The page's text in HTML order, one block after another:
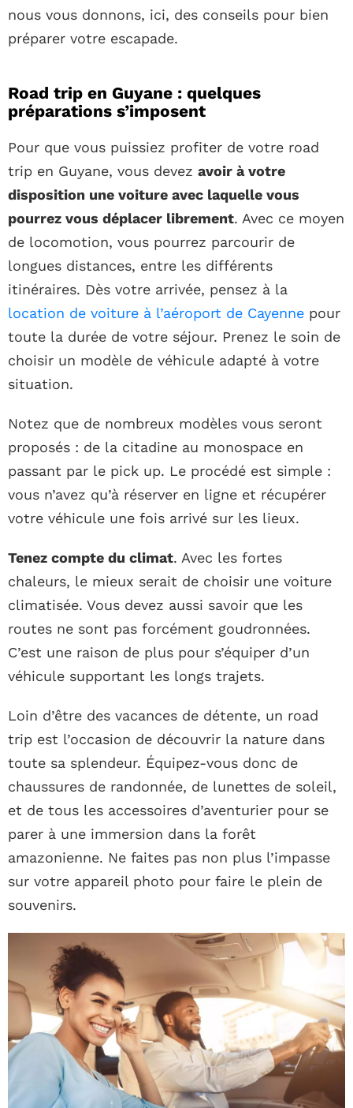
nous vous donnons, ici, des conseils pour bien
préparer votre escapade.
Road trip en Guyane : quelques
préparations s’imposent
Pour que vous puissiez profiter de votre road
trip en Guyane, vous devez avoir à votre
disposition une voiture avec laquelle vous
pourrez vous déplacer librement. Avec ce moyen
de locomotion, vous pourrez parcourir de
longues distances, entre les différents
itinéraires. Dès votre arrivée, pensez à la
location de voiture à l’aéroport de Cayenne pour
toute la durée de votre séjour. Prenez le soin de
choisir un modèle de véhicule adapté à votre
situation.
Notez que de nombreux modèles vous seront
proposés : de la citadine au monospace en
passant par le pick up. Le procédé est simple :
vous n’avez qu’à réserver en ligne et récupérer
votre véhicule une fois arrivé sur les lieux.
Tenez compte du climat. Avec les fortes
chaleurs, le mieux serait de choisir une voiture
climatisée. Vous devez aussi savoir que les
routes ne sont pas forcément goudronnées.
C’est une raison de plus pour s’équiper d’un
véhicule supportant les longs trajets.
Loin d’être des vacances de détente, un road
trip est l’occasion de découvrir la nature dans
toute sa splendeur. Équipez-vous donc de
chaussures de randonnée, de lunettes de soleil,
et de tous les accessoires d’aventurier pour se
parer à une immersion dans la forêt
amazonienne. Ne faites pas non plus l’impasse
sur votre appareil photo pour faire le plein de
souvenirs.